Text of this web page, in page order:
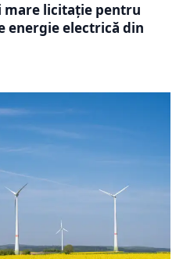
mare licitaţie pentru
energie electrică din